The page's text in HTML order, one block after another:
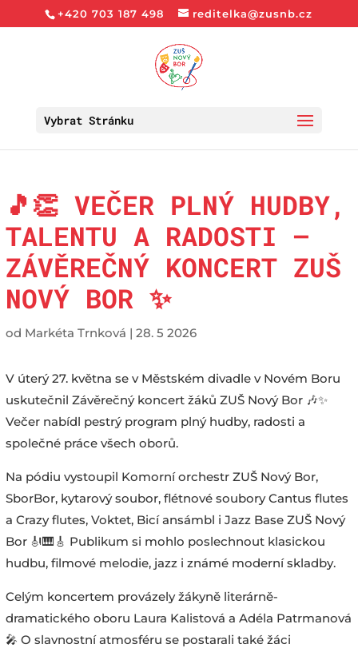
+420 703 187 498 reditelka@zusnb.cz
Vybrat Stránku
🎵👏 VEČER PLNÝ HUDBY,
TALENTU A RADOSTI —
ZÁVĚREČNÝ KONCERT ZUŠ
NOVÝ BOR ✨
od Markéta Trnková | 28. 5 2026
V úterý 27. května se v Městském divadle v Novém Boru
uskutečnil Závěrečný koncert žáků ZUŠ Nový Bor 🎶✨
Večer nabídl pestrý program plný hudby, radosti a
společné práce všech oborů.
Na pódiu vystoupil Komorní orchestr ZUŠ Nový Bor,
SborBor, kytarový soubor, flétnové soubory Cantus flutes
a Crazy flutes, Voktet, Bicí ansámbl i Jazz Base ZUŠ Nový
Bor 🎻🎹🎸 Publikum si mohlo poslechnout klasickou
hudbu, filmové melodie, jazz i známé moderní skladby.
Celým koncertem provázely žákyně literárně-
dramatického oboru Laura Kalistová a Adéla Patrmanová
🎤 O slavnostní atmosféru se postarali také žáci